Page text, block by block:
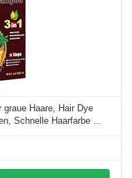
graue Haare, Hair Dye
Schnelle Haarfarbe ...